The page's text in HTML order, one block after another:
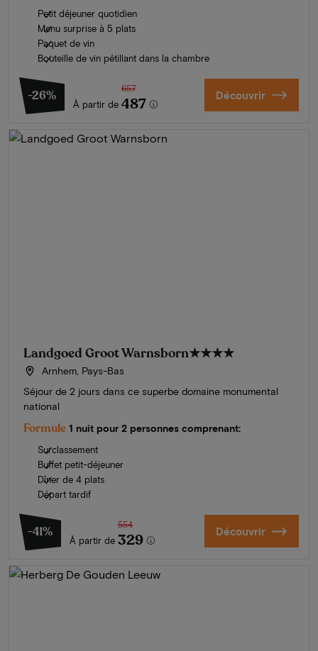
Petit déjeuner quotidien
Menu surprise à 5 plats
Paquet de vin
Bouteille de vin pétillant dans la chambre
-26%
À partir de
657
487 Découvrir
Landgoed Groot Warnsborn★★★★
Arnhem, Pays-Bas
Séjour de 2 jours dans ce superbe domaine monumental
national
Formule 1 nuit pour 2 personnes comprenant:
Surclassement
Buffet petit-déjeuner
Dîner de 4 plats
Départ tardif
-41%
À partir de
554
329 Découvrir